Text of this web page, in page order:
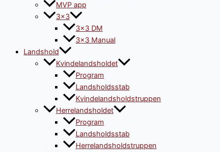
MVP app
3×3
3×3 DM
3×3 Manual
Landshold
Kvindelandsholdet
Program
Landsholdsstab
Kvindelandsholdstruppen
Herrelandsholdet
Program
Landsholdsstab
Herrelandsholdstruppen